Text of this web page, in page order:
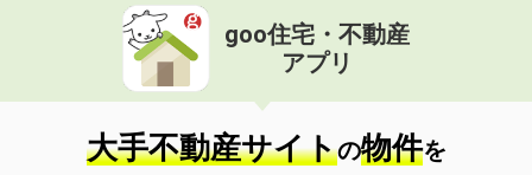
goo住宅・不動産
アプリ
大手不動産サイトの物件を